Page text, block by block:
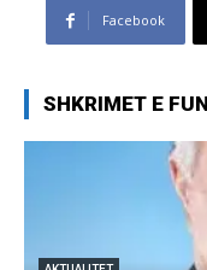
Facebook
SHKRIMET E